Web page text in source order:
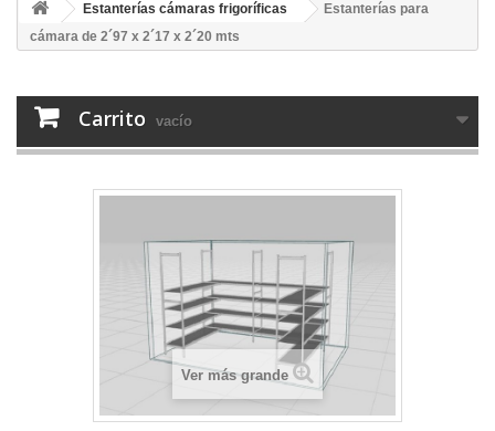
Estanterías cámaras frigoríficas
Estanterías para
cámara de 2´97 x 2´17 x 2´20 mts
Carrito vacío
Ver más grande